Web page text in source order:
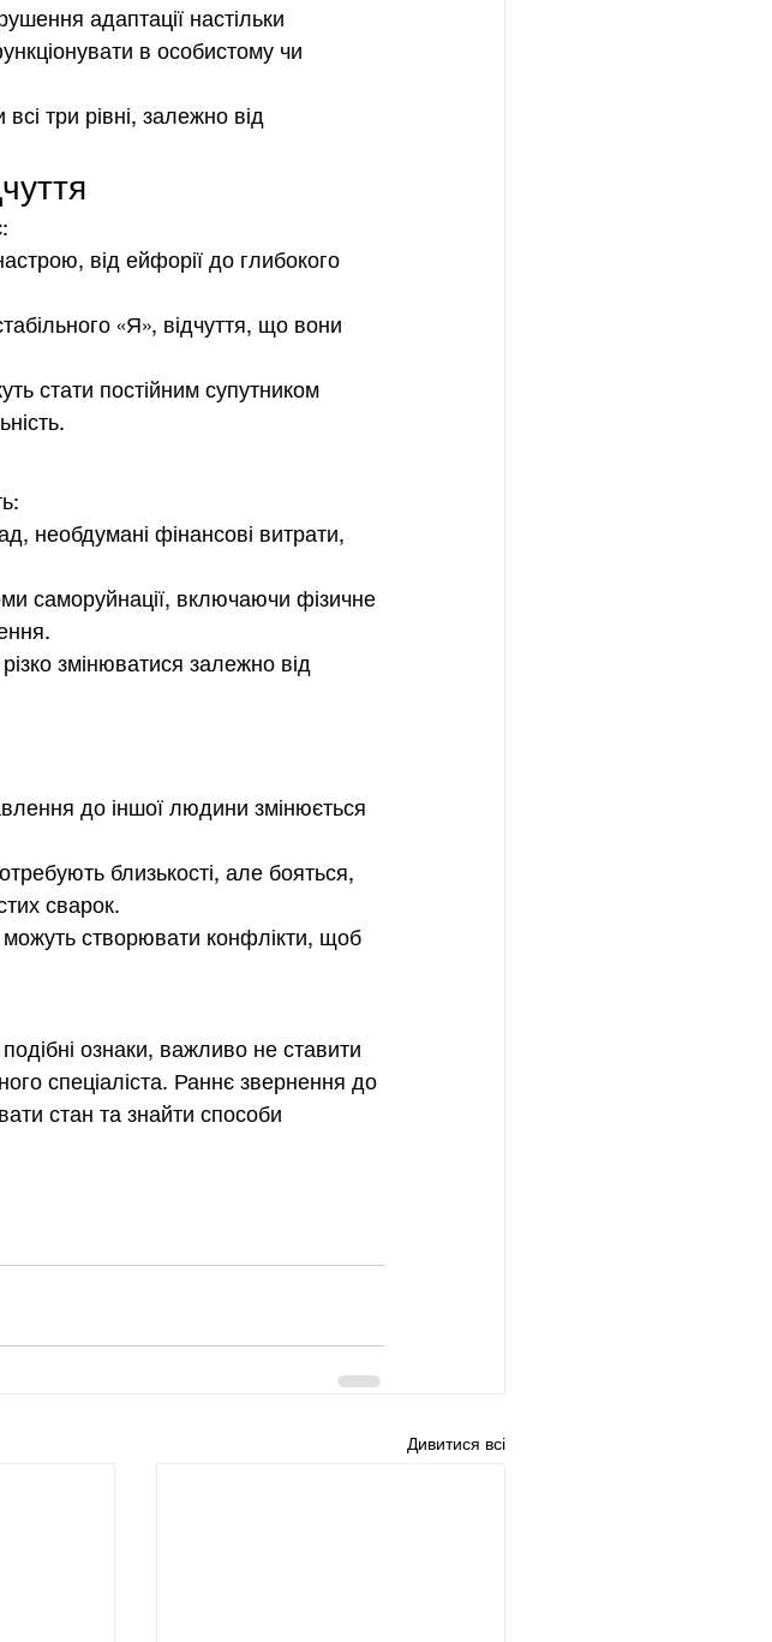
адаптації настільки
в особистому чи
три рівні, залежно від
від ейфорії до глибокого
«Я», відчуття, що вони
стати постійним супутником
необдумані фінансові витрати,
саморуйнації, включаючи фізичне
змінюватися залежно від
до іншої людини змінюється
близькості, але бояться,
сварок.
створювати конфлікти, щоб
ознаки, важливо не ставити
спеціаліста. Раннє звернення до
стан та знайти способи
Дивитися всі